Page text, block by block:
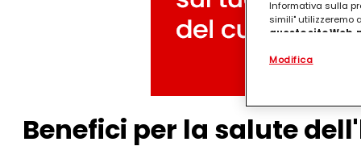
Benefici per la salute
Informativa sulla
simili" utilizzeremo
questo sito
.
(rispettivamente
terzi, conservare
identificati) su
misurare e
Modifica